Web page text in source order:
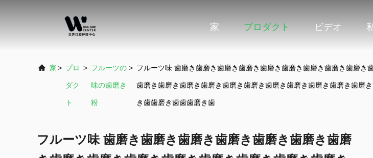
家 プロダクト ビデオ
家> プロ
ダク
ト
> フルーツの
味の歯磨き
粉
> フルーツ味 歯磨き歯磨き歯磨き歯磨き歯磨き歯磨き歯磨き歯磨き歯磨
歯磨き歯磨き歯磨き歯磨き歯磨き歯磨き歯磨き歯磨き歯磨き歯磨き歯磨
き歯歯磨き歯歯歯磨き歯
フルーツ味 歯磨き歯磨き歯磨き歯磨き歯磨き歯磨き歯磨